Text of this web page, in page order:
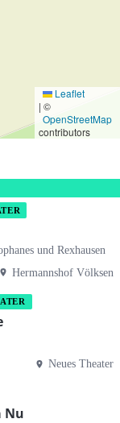
Leaflet
| ©
OpenStreetMap
contributors
und Rexhausen
Hermannshof Völksen
Neues Theater
Nu